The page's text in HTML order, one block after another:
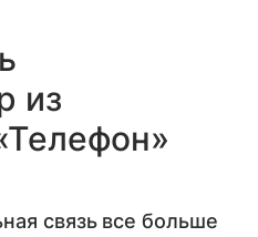
из
связь все больше